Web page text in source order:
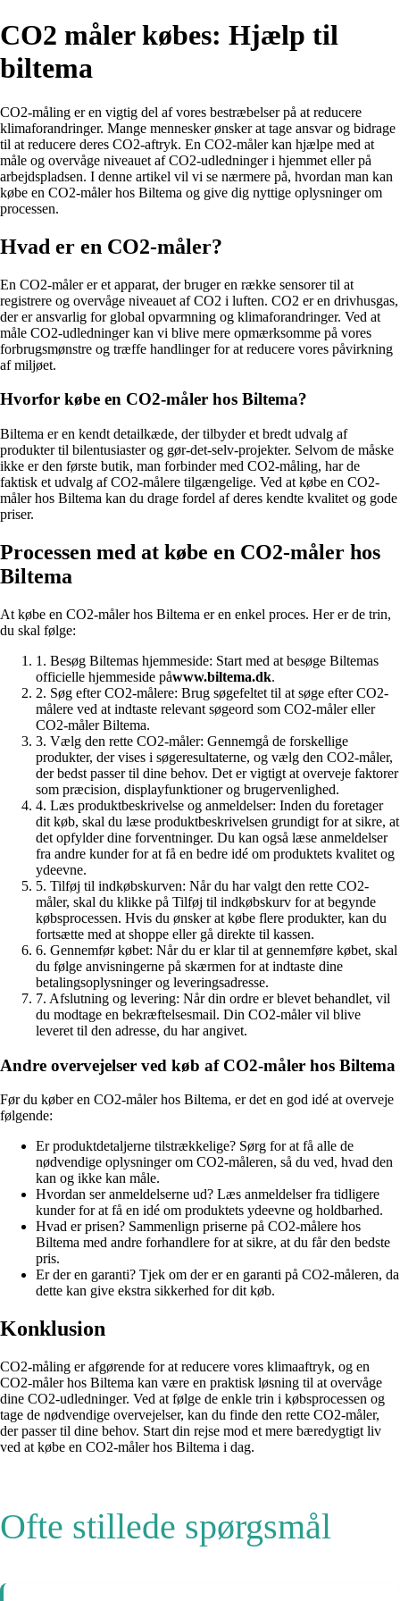
CO2 måler købes: Hjælp til
biltema
CO2-måling er en vigtig del af vores bestræbelser på at reducere
klimaforandringer. Mange mennesker ønsker at tage ansvar og bidrage
til at reducere deres CO2-aftryk. En CO2-måler kan hjælpe med at
måle og overvåge niveauet af CO2-udledninger i hjemmet eller på
arbejdspladsen. I denne artikel vil vi se nærmere på, hvordan man kan
købe en CO2-måler hos Biltema og give dig nyttige oplysninger om
processen.
Hvad er en CO2-måler?
En CO2-måler er et apparat, der bruger en række sensorer til at
registrere og overvåge niveauet af CO2 i luften. CO2 er en drivhusgas,
der er ansvarlig for global opvarmning og klimaforandringer. Ved at
måle CO2-udledninger kan vi blive mere opmærksomme på vores
forbrugsmønstre og træffe handlinger for at reducere vores påvirkning
af miljøet.
Hvorfor købe en CO2-måler hos Biltema?
Biltema er en kendt detailkæde, der tilbyder et bredt udvalg af
produkter til bilentusiaster og gør-det-selv-projekter. Selvom de måske
ikke er den første butik, man forbinder med CO2-måling, har de
faktisk et udvalg af CO2-målere tilgængelige. Ved at købe en CO2-
måler hos Biltema kan du drage fordel af deres kendte kvalitet og gode
priser.
Processen med at købe en CO2-måler hos
Biltema
At købe en CO2-måler hos Biltema er en enkel proces. Her er de trin,
du skal følge:
1. Besøg Biltemas hjemmeside: Start med at besøge Biltemas
officielle hjemmeside påwww.biltema.dk.
2. Søg efter CO2-målere: Brug søgefeltet til at søge efter CO2-
målere ved at indtaste relevant søgeord som CO2-måler eller
CO2-måler Biltema.
3. Vælg den rette CO2-måler: Gennemgå de forskellige
produkter, der vises i søgeresultaterne, og vælg den CO2-måler,
der bedst passer til dine behov. Det er vigtigt at overveje faktorer
som præcision, displayfunktioner og brugervenlighed.
4. Læs produktbeskrivelse og anmeldelser: Inden du foretager
dit køb, skal du læse produktbeskrivelsen grundigt for at sikre, at
det opfylder dine forventninger. Du kan også læse anmeldelser
fra andre kunder for at få en bedre idé om produktets kvalitet og
ydeevne.
5. Tilføj til indkøbskurven: Når du har valgt den rette CO2-
måler, skal du klikke på Tilføj til indkøbskurv for at begynde
købsprocessen. Hvis du ønsker at købe flere produkter, kan du
fortsætte med at shoppe eller gå direkte til kassen.
6. Gennemfør købet: Når du er klar til at gennemføre købet, skal
du følge anvisningerne på skærmen for at indtaste dine
betalingsoplysninger og leveringsadresse.
7. Afslutning og levering: Når din ordre er blevet behandlet, vil
du modtage en bekræftelsesmail. Din CO2-måler vil blive
leveret til den adresse, du har angivet.
Andre overvejelser ved køb af CO2-måler hos Biltema
Før du køber en CO2-måler hos Biltema, er det en god idé at overveje
følgende:
Er produktdetaljerne tilstrækkelige? Sørg for at få alle de
nødvendige oplysninger om CO2-måleren, så du ved, hvad den
kan og ikke kan måle.
Hvordan ser anmeldelserne ud? Læs anmeldelser fra tidligere
kunder for at få en idé om produktets ydeevne og holdbarhed.
Hvad er prisen? Sammenlign priserne på CO2-målere hos
Biltema med andre forhandlere for at sikre, at du får den bedste
pris.
Er der en garanti? Tjek om der er en garanti på CO2-måleren, da
dette kan give ekstra sikkerhed for dit køb.
Konklusion
CO2-måling er afgørende for at reducere vores klimaaftryk, og en
CO2-måler hos Biltema kan være en praktisk løsning til at overvåge
dine CO2-udledninger. Ved at følge de enkle trin i købsprocessen og
tage de nødvendige overvejelser, kan du finde den rette CO2-måler,
der passer til dine behov. Start din rejse mod et mere bæredygtigt liv
ved at købe en CO2-måler hos Biltema i dag.
Ofte stillede spørgsmål